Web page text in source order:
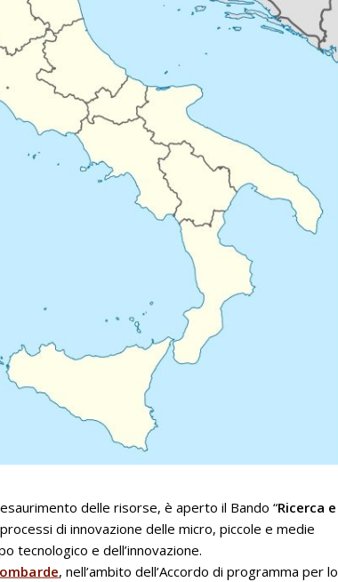
delle risorse, è aperto il Bando “Ricerca e
di innovazione delle micro, piccole e medie
tecnologico e dell’innovazione.
, nell’ambito dell’Accordo di programma per lo